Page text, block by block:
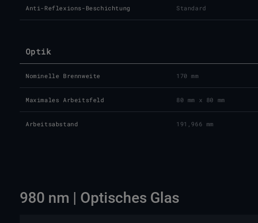
Anti-Reflexions-Beschichtung Standard
Optik
Nominelle Brennweite 170 mm
Maximales Arbeitsfeld 80 mm x 80 mm
Arbeitsabstand 191,966 mm
980 nm | Optisches Glas